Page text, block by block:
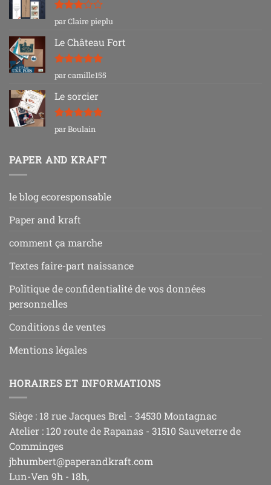
Note3
sur 5
par Claire pieplu
Le Château Fort
Note5sur
5
par camille155
Le sorcier
Note5sur
5
par Boulain
PAPER AND KRAFT
le blog ecoresponsable
Paper and kraft
comment ça marche
Textes faire-part naissance
Politique de confidentialité de vos données
personnelles
Conditions de ventes
Mentions légales
HORAIRES ET INFORMATIONS
Siège : 18 rue Jacques Brel - 34530 Montagnac
Atelier : 120 route de Rapanas - 31510 Sauveterre de
Comminges
jbhumbert@paperandkraft.com
Lun-Ven 9h - 18h,